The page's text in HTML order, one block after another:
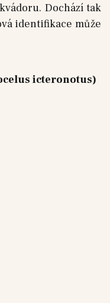
Dochází tak
identifikace může
icteronotus)